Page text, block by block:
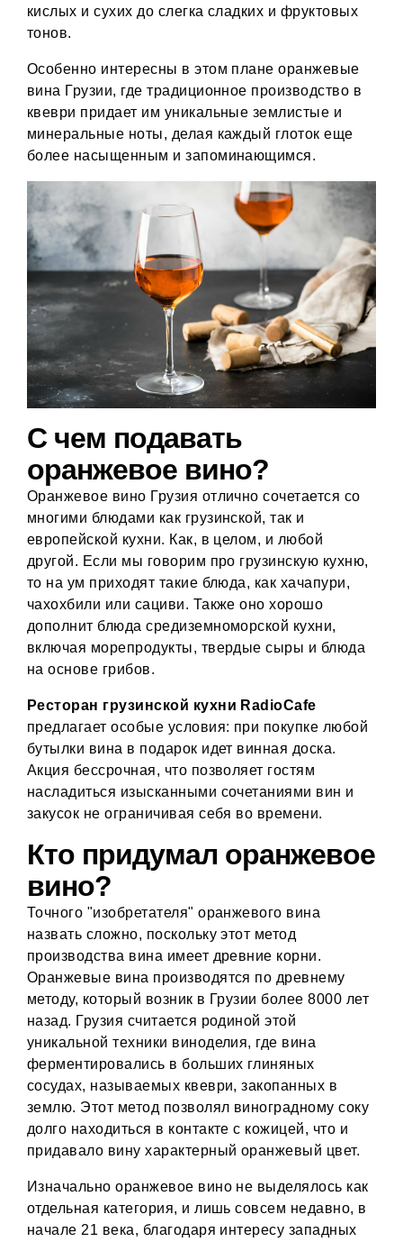
кислых и сухих до слегка сладких и фруктовых
тонов.
Особенно интересны в этом плане оранжевые
вина Грузии, где традиционное производство в
квеври придает им уникальные землистые и
минеральные ноты, делая каждый глоток еще
более насыщенным и запоминающимся.
С чем подавать
оранжевое вино?
Оранжевое вино Грузия отлично сочетается со
многими блюдами как грузинской, так и
европейской кухни. Как, в целом, и любой
другой. Если мы говорим про грузинскую кухню,
то на ум приходят такие блюда, как хачапури,
чахохбили или сациви. Также оно хорошо
дополнит блюда средиземноморской кухни,
включая морепродукты, твердые сыры и блюда
на основе грибов.
Ресторан грузинской кухни RadioCafe
предлагает особые условия: при покупке любой
бутылки вина в подарок идет винная доска.
Акция бессрочная, что позволяет гостям
насладиться изысканными сочетаниями вин и
закусок не ограничивая себя во времени.
Кто придумал оранжевое
вино?
Точного "изобретателя" оранжевого вина
назвать сложно, поскольку этот метод
производства вина имеет древние корни.
Оранжевые вина производятся по древнему
методу, который возник в Грузии более 8000 лет
назад. Грузия считается родиной этой
уникальной техники виноделия, где вина
ферментировались в больших глиняных
сосудах, называемых квеври, закопанных в
землю. Этот метод позволял виноградному соку
долго находиться в контакте с кожицей, что и
придавало вину характерный оранжевый цвет.
Изначально оранжевое вино не выделялось как
отдельная категория, и лишь совсем недавно, в
начале 21 века, благодаря интересу западных